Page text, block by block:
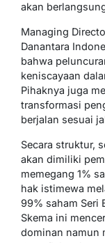
akan
Managing
Danantara
bahwa
keniscayaan
Pihaknya juga
transformasi
berjalan sesuai
Secara struktur,
akan dimiliki
memegang 1%
hak istimewa
99% saham Seri
Skema ini
dominan namun